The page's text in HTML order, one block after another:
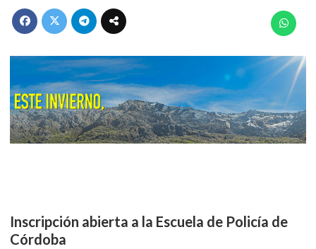
Inscripción abierta a la Escuela de Policía de
Córdoba